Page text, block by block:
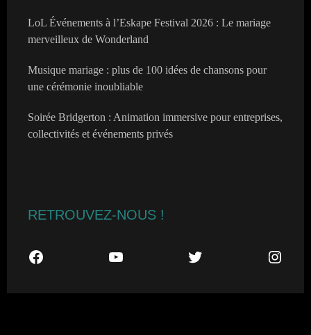
LoL Événements à l’Eskape Festival 2026 : Le mariage
merveilleux de Wonderland
Musique mariage : plus de 100 idées de chansons pour
une cérémonie inoubliable
Soirée Bridgerton : Animation immersive pour entreprises,
collectivités et événements privés
RETROUVEZ-NOUS !